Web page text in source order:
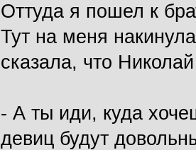
Оттуда я пошел к
Тут на меня
сказала, что
- А ты иди, куда
девиц будут